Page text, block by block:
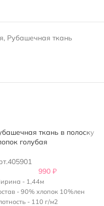
, Рубашечная ткань
ткань в полоску
голубая
990 ₽
- 1,44м
- 90% хлопок 10%лен
- 110 г/м2